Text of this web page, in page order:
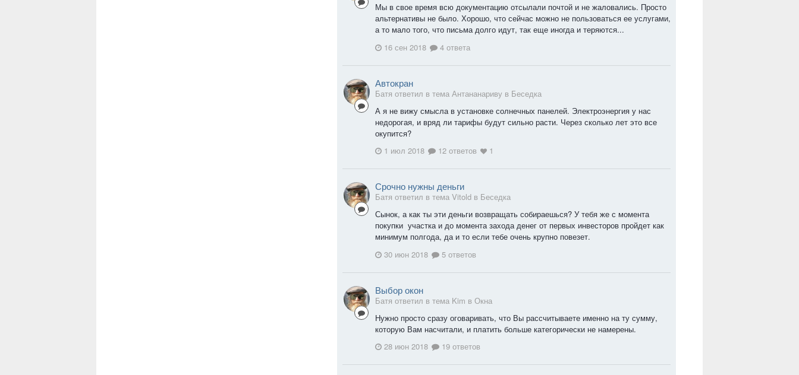
Мы в свое время всю документацию отсылали почтой и не жаловались. Просто
альтернативы не было. Хорошо, что сейчас можно не пользоваться ее услугами,
а то мало того, что письма долго идут, так еще иногда и теряются...
16 сен 2018
4 ответа
Автокран
Батя ответил в тема Антананариву в Беседка
А я не вижу смысла в установке солнечных панелей. Электроэнергия у нас
недорогая, и вряд ли тарифы будут сильно расти. Через сколько лет это все
окупится?
1 июл 2018
12 ответов 1
Срочно нужны деньги
Батя ответил в тема Vitold в Беседка
Сынок, а как ты эти деньги возвращать собираешься? У тебя же с момента
покупки участка и до момента захода денег от первых инвесторов пройдет как
минимум полгода, да и то если тебе очень крупно повезет.
30 июн 2018
5 ответов
Выбор окон
Батя ответил в тема Kim в Окна
Нужно просто сразу оговаривать, что Вы рассчитываете именно на ту сумму,
которую Вам насчитали, и платить больше категорически не намерены.
28 июн 2018
19 ответов